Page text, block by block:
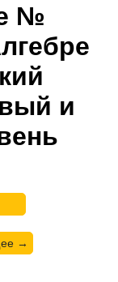
№
и
→